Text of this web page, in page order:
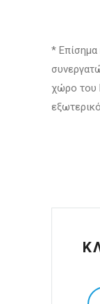
* Επίσημα
χώρο του